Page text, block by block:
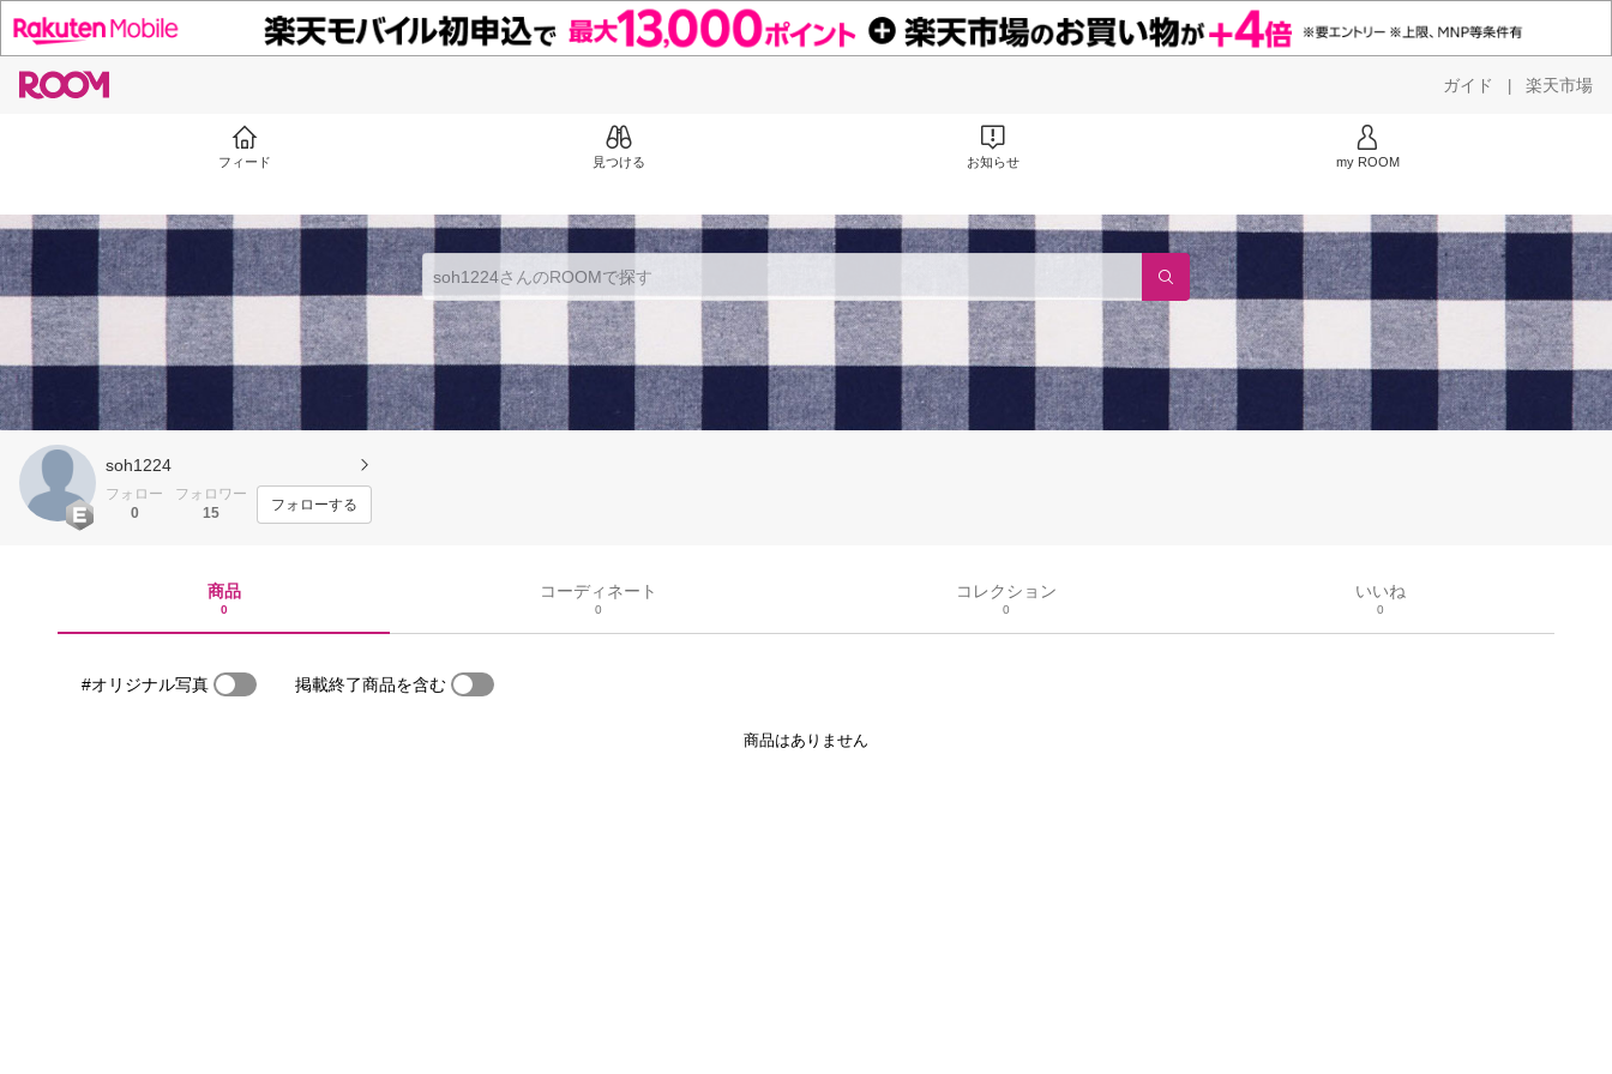
ガイド | 楽天市場
フィード 見つける お知らせ my ROOM
soh1224
フォロー
0
フォロワー
15
フォローする
商品
0
コーディネート
0
コレクション
0
いいね
0
#オリジナル写真 掲載終了商品を含む
商品はありません